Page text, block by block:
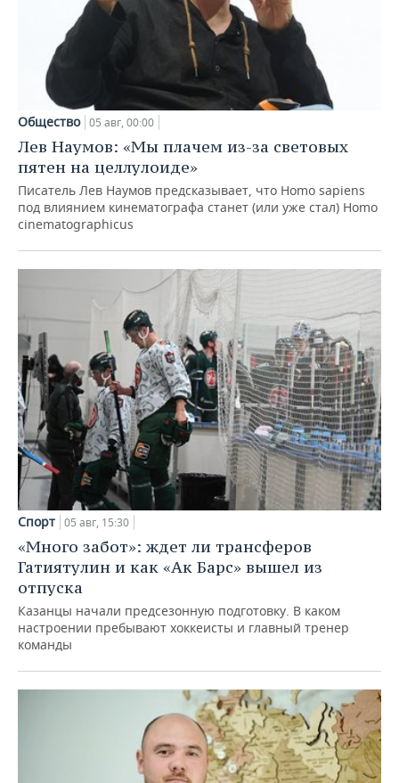
Общество 05 авг, 00:00
Лев Наумов: «Мы плачем из-за световых
пятен на целлулоиде»
Писатель Лев Наумов предсказывает, что Homo sapiens
под влиянием кинематографа станет (или уже стал) Homo
cinematographicus
Спорт 05 авг, 15:30
«Много забот»: ждет ли трансферов
Гатиятулин и как «Ак Барс» вышел из
отпуска
Казанцы начали предсезонную подготовку. В каком
настроении пребывают хоккеисты и главный тренер
команды